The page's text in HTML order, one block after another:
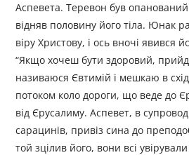
Аспевета. Теревон був
відняв половину його тіла. Юнак
віру Христову, і ось вночі явився
“Якщо хочеш бути здоровий,
називаюся Євтимій і мешкаю в
потоком коло дороги, що веде до
від Єрусалиму. Аспевет, в
сарацинів, привіз сина до
той зцілив його, вони всі